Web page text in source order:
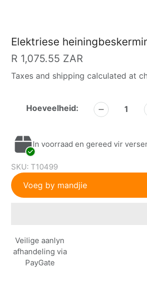
Elektriese
Gewone
prys
R 1,075.55 ZAR
Taxes and shipping calculated at
Hoeveelheid:
In voorraad en gereed vir
SKU: T10499
Voeg by mandjie
produk
by
Veilige aanlyn
afhandeling via
PayGate